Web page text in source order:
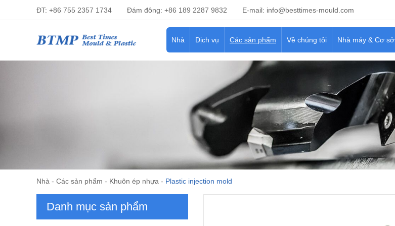
ĐT: +86 755 2357 1734 Đám đông: +86 189 2287 9832 E-mail: info@besttimes-mould.com
Nhà Dịch vụ Các sản phẩm Về chúng tôi Nhà máy & Cơ sở
Nhà - Các sản phẩm - Khuôn ép nhựa - Plastic injection mold
Danh mục sản phẩm